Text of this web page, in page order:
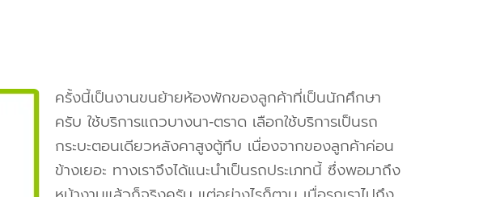
ครั้งนี้เป็นงานขนย้ายห้องพักของลูกค้าที่เป็นนักศึกษา
ครับ ใช้บริการแถวบางนา-ตราด เลือกใช้บริการเป็นรถ
กระบะตอนเดียวหลังคาสูงตู้ทึบ เนื่องจากของลูกค้าค่อน
ข้างเยอะ ทางเราจึงได้แนะนำเป็นรถประเภทนี้ ซึ่งพอมาถึง